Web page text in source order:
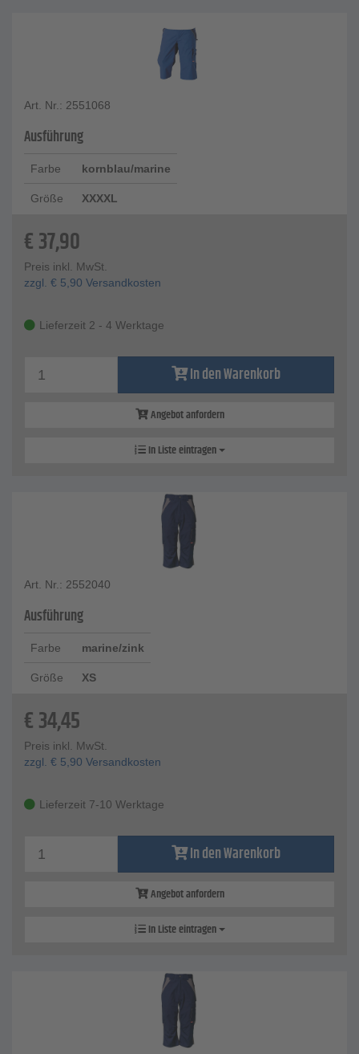
Art. Nr.: 2551068
Ausführung
Farbe kornblau/marine
Größe XXXXL
€37,90
Preis inkl. MwSt.
zzgl. € 5,90 Versandkosten
Lieferzeit 2 - 4 Werktage
In den Warenkorb
Angebot anfordern
In Liste eintragen
Art. Nr.: 2552040
Ausführung
Farbe marine/zink
Größe XS
€34,45
Preis inkl. MwSt.
zzgl. € 5,90 Versandkosten
Lieferzeit 7-10 Werktage
In den Warenkorb
Angebot anfordern
In Liste eintragen